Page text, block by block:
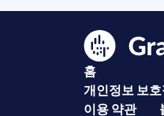
홈
개인정보 보
이용 약관